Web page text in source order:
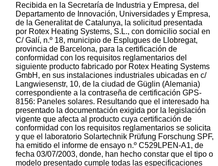
Recibida en la Secretaría de Industria y Empresa, del
Departamento de Innovación, Universidades y Empresa,
de la Generalitat de Catalunya, la solicitud presentada
por Rotex Heating Systems, S.L., con domicilio social en
C/ Galí, n.º 18, municipio de Esplugues de Llobregat,
provincia de Barcelona, para la certificación de
conformidad con los requisitos reglamentarios del
siguiente producto fabricado por Rotex Heating Systems
GmbH, en sus instalaciones industriales ubicadas en c/
Langwiesenstr, 10, de la ciudad de Güglin (Alemania)
correspondiente a la contraseña de certificación GPS-
8156: Paneles solares. Resultando que el interesado ha
presentado la documentación exigida por la legislación
vigente que afecta al producto cuya certificación de
conformidad con los requisitos reglamentarios se solicita
y que el laboratorio Solartechnik Prüfung Forschung SPF,
ha emitido el informe de ensayo n.º C529LPEN-A1, de
fecha 03/07/2003, donde, han hecho constar que el tipo o
modelo presentado cumple todas las especificaciones